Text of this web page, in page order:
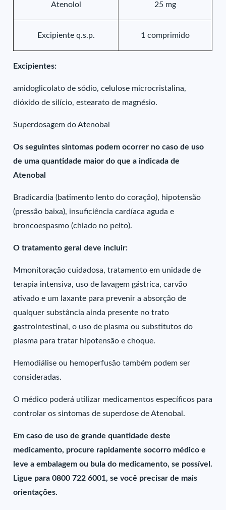
Atenolol 25 mg
Excipiente q.s.p. 1 comprimido
Excipientes:
amidoglicolato de sódio, celulose microcristalina,
dióxido de silício, estearato de magnésio.
Superdosagem do Atenobal
Os seguintes sintomas podem ocorrer no caso de uso
de uma quantidade maior do que a indicada de
Atenobal
Bradicardia (batimento lento do coração), hipotensão
(pressão baixa), insuficiência cardíaca aguda e
broncoespasmo (chiado no peito).
O tratamento geral deve incluir:
Mmonitoração cuidadosa, tratamento em unidade de
terapia intensiva, uso de lavagem gástrica, carvão
ativado e um laxante para prevenir a absorção de
qualquer substância ainda presente no trato
gastrointestinal, o uso de plasma ou substitutos do
plasma para tratar hipotensão e choque.
Hemodiálise ou hemoperfusão também podem ser
consideradas.
O médico poderá utilizar medicamentos específicos para
controlar os sintomas de superdose de Atenobal.
Em caso de uso de grande quantidade deste
medicamento, procure rapidamente socorro médico e
leve a embalagem ou bula do medicamento, se possível.
Ligue para 0800 722 6001, se você precisar de mais
orientações.